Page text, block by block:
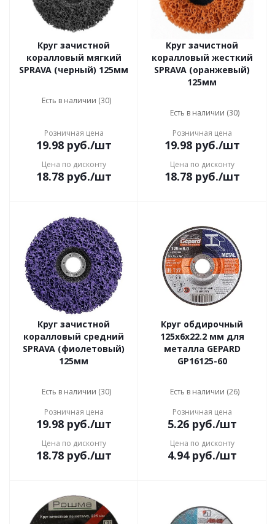
Круг зачистной
коралловый мягкий
SPRAVA (черный) 125мм
Есть в наличии (30)
Розничная цена
19.98руб./шт
Цена по дисконту
18.78руб./шт
Круг зачистной
коралловый жесткий
SPRAVA (оранжевый)
125мм
Есть в наличии (30)
Розничная цена
19.98руб./шт
Цена по дисконту
18.78руб./шт
Круг зачистной
коралловый средний
SPRAVA (фиолетовый)
125мм
Есть в наличии (30)
Розничная цена
19.98руб./шт
Цена по дисконту
18.78руб./шт
Круг обдирочный
125х6x22.2 мм для
металла GEPARD
GP16125-60
Есть в наличии (26)
Розничная цена
5.26руб./шт
Цена по дисконту
4.94руб./шт